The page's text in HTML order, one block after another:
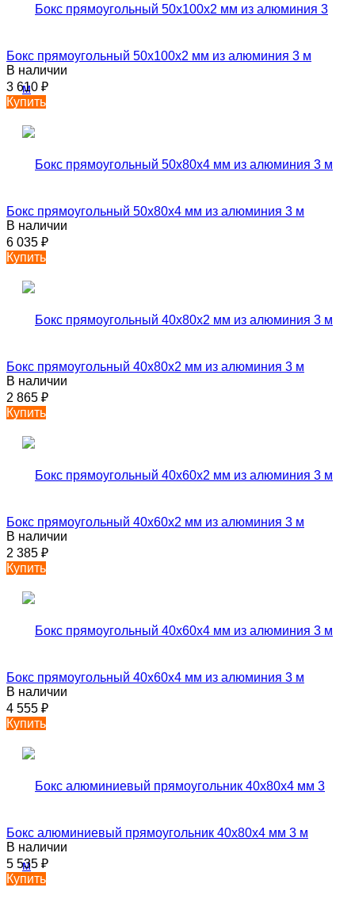
Бокс прямоугольный 50х100х2 мм из алюминия 3 м
В наличии
3 610 ₽
Купить
Бокс прямоугольный 50х80х4 мм из алюминия 3 м
В наличии
6 035 ₽
Купить
Бокс прямоугольный 40х80х2 мм из алюминия 3 м
В наличии
2 865 ₽
Купить
Бокс прямоугольный 40х60х2 мм из алюминия 3 м
В наличии
2 385 ₽
Купить
Бокс прямоугольный 40х60х4 мм из алюминия 3 м
В наличии
4 555 ₽
Купить
Бокс алюминиевый прямоугольник 40х80х4 мм 3 м
В наличии
5 535 ₽
Купить